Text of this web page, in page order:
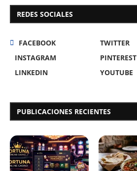
REDES SOCIALES
FACEBOOK
TWITTER
INSTAGRAM
PINTEREST
LINKEDIN
YOUTUBE
PUBLICACIONES RECIENTES